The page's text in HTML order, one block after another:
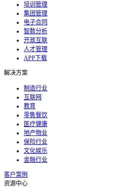
培训管理
集团管理
电子合同
智数分析
开放互联
人才管理
APP下载
解决方案
制造行业
互联网
教育
零售餐饮
医疗健康
地产物业
保险行业
文化娱乐
金融行业
客户案例
资源中心